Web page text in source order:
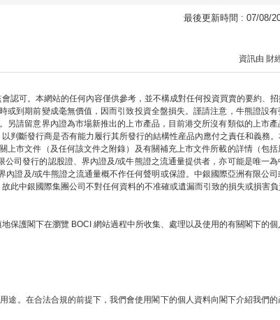
最後更新時間 : 07/08/
資訊由 財
可。本網站的任何內容僅供參考，並不構成對任何投資買賣的要約、招
到期前變成毫無價值，因而引致投資全盤損失。謹請注意，牛熊證設
請留意界內證為市場新推出的上市產品，目前港交所沒有類似的上市
判斷發行商是否有能力履行其所發行的結構性産品內應付之責任和義務
市文件（及任何該文件之附錄）及有關補充上市文件所載的詳情（包
司發行的認股證、界內證及/或牛熊證之流通量提供者，亦可能是唯一
證及/或牛熊證之流通量概不作任何聲明或保證。中銀國際亞洲有限公
中銀國際集團公司不對任何資料的不准確或遺漏而引致的損失或損害負
護閣下在瀏覽 BOCI 網站過程中所收集、處理以及使用的有關閣下的個
。在合法合規的前提下，我們會使用閣下的個人資料向閣下介紹我們